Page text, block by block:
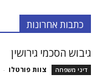
כתבות אחרונות
גיבוש הסכמי גירושין
דיני משפחה צוות פורטלו -